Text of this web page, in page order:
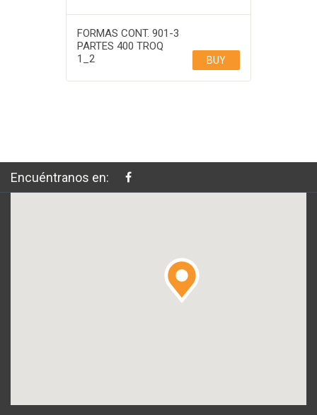
FORMAS CONT. 901-3
PARTES 400 TROQ
1_2
BUY
Encuéntranos en: